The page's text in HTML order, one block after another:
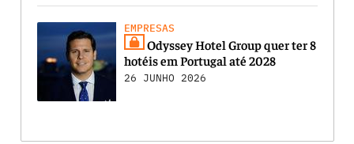
EMPRESAS
Odyssey Hotel Group quer ter 8
hotéis em Portugal até 2028
26 JUNHO 2026